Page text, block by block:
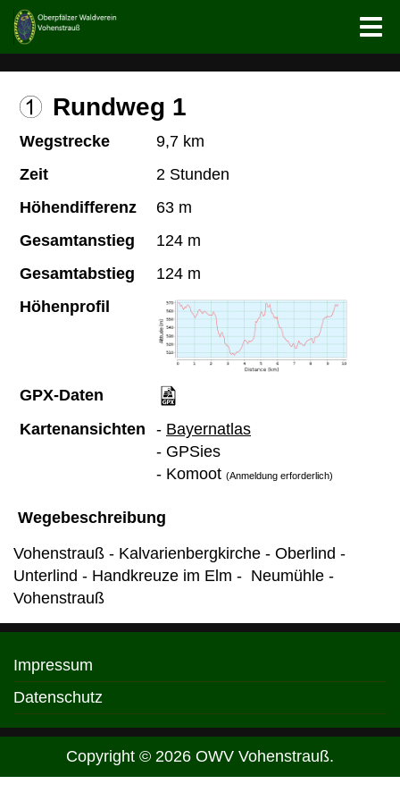
Rundweg 1
Wegstrecke
9,7 km
Zeit
2 Stunden
Höhendifferenz
63 m
Gesamtanstieg
124 m
Gesamtabstieg
124 m
Höhenprofil
GPX-Daten
Kartenansichten
- Bayernatlas
- GPSies
- Komoot (Anmeldung erforderlich)
Wegebeschreibung
Vohenstrauß - Kalvarienbergkirche - Oberlind -
Unterlind - Handkreuze im Elm - Neumühle -
Vohenstrauß
Impressum
Datenschutz
Copyright © 2026 OWV Vohenstrauß.